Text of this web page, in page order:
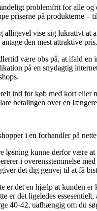
problemfrit for alle og
priserne på produkterne –
alligevel vise sig lukrativt at
den mest attraktive pris.
være obs på, at ifald en
på en snydagtig
ind for køb med kort eller
betalingen over en
i en forhandler på
løsning kunne derfor være
i overensstemmelse
det dig genvej til at få
er det en hjælp at kunden er
er det ligeledes
40-42, uafhængig om du